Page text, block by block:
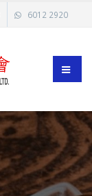
6012 2920